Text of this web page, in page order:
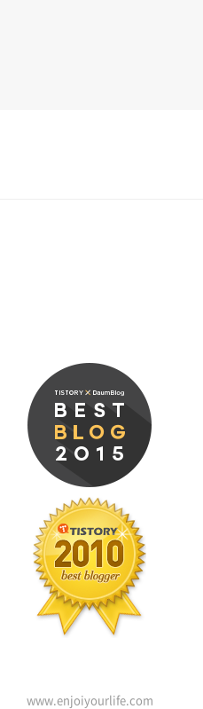
www.enjoiyourlife.com